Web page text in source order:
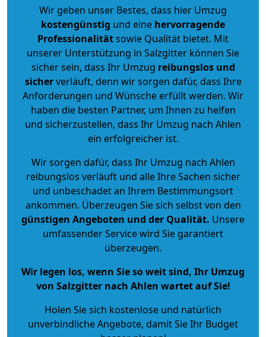
Wir geben unser Bestes, dass hier Umzug
kostengünstig und eine hervorragende
Professionalitätsowie Qualität bietet. Mit
unserer Unterstützung in Salzgitter können Sie
sicher sein, dass Ihr Umzug reibungslos und
sicherverläuft, denn wir sorgen dafür, dass Ihre
Anforderungen und Wünsche erfüllt werden. Wir
haben die besten Partner, um Ihnen zu helfen
und sicherzustellen, dass Ihr Umzug nach Ahlen
ein erfolgreicher ist.
Wir sorgen dafür, dass Ihr Umzug nach Ahlen
reibungslos verläuft und alle Ihre Sachen sicher
und unbeschadet an Ihrem Bestimmungsort
ankommen. Überzeugen Sie sich selbst von den
günstigen Angeboten und der Qualität. Unsere
umfassender Service wird Sie garantiert
überzeugen.
Wir legen los, wenn Sie so weit sind, Ihr Umzug
von Salzgitter nach Ahlen wartet auf Sie!
Holen Sie sich kostenlose und natürlich
unverbindliche Angebote, damit Sie Ihr Budget